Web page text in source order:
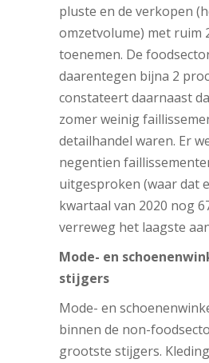
pluste en de verkopen
omzetvolume) met ruim
toenemen. De
daarentegen bijna 2
constateert daarnaast
zomer weinig
detailhandel waren. Er
negentien
uitgesproken (waar dat
kwartaal van 2020 nog
verreweg het laagste
Mode- en
stijgers
Mode- en
binnen de non-
grootste stijgers.